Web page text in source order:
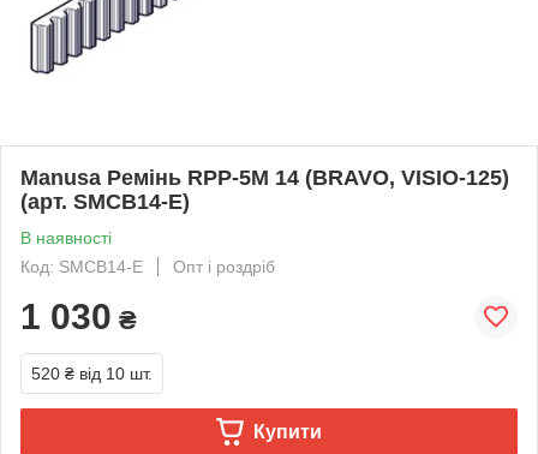
Manusa Ремінь RPP-5M 14 (BRAVO, VISIO-125)
(арт. SMCB14-E)
В наявності
Код: SMCB14-E
Опт і роздріб
1 030 ₴
520 ₴ від 10 шт.
Купити